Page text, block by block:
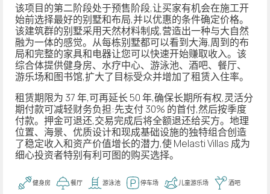
该项目的第二阶段处于预售阶段,让买家有机会在施工开
始前选择最好的别墅和布局,并以优惠的条件确定价格。
该建筑群的别墅采用天然材料制成,营造出一种与大自然
融为一体的感觉。从每栋别墅都可以看到大海,周到的布
局和完整的家具和电器让您可以快速开始赚取收入。该
综合体提供健身房、水疗中心、游泳池、酒吧、餐厅、
游乐场和图书馆,扩大了目标受众并增加了租赁入住率。
租赁期限为 37 年,可再延长 50 年,确保长期所有权,灵活分
期付款可减轻财务负担:先支付 30% 的首付,然后按季度
付款。押金可退还,交易完成后将全额退还给买方。地理
位置、海景、优质设计和现成基础设施的独特组合创造
了稳定收入和资产价值增长的潜力,使 Melasti Villas 成为
细心投资者特别有利可图的购买选择。
健身房 餐厅 游泳池 停车场 儿童游乐场 酒吧